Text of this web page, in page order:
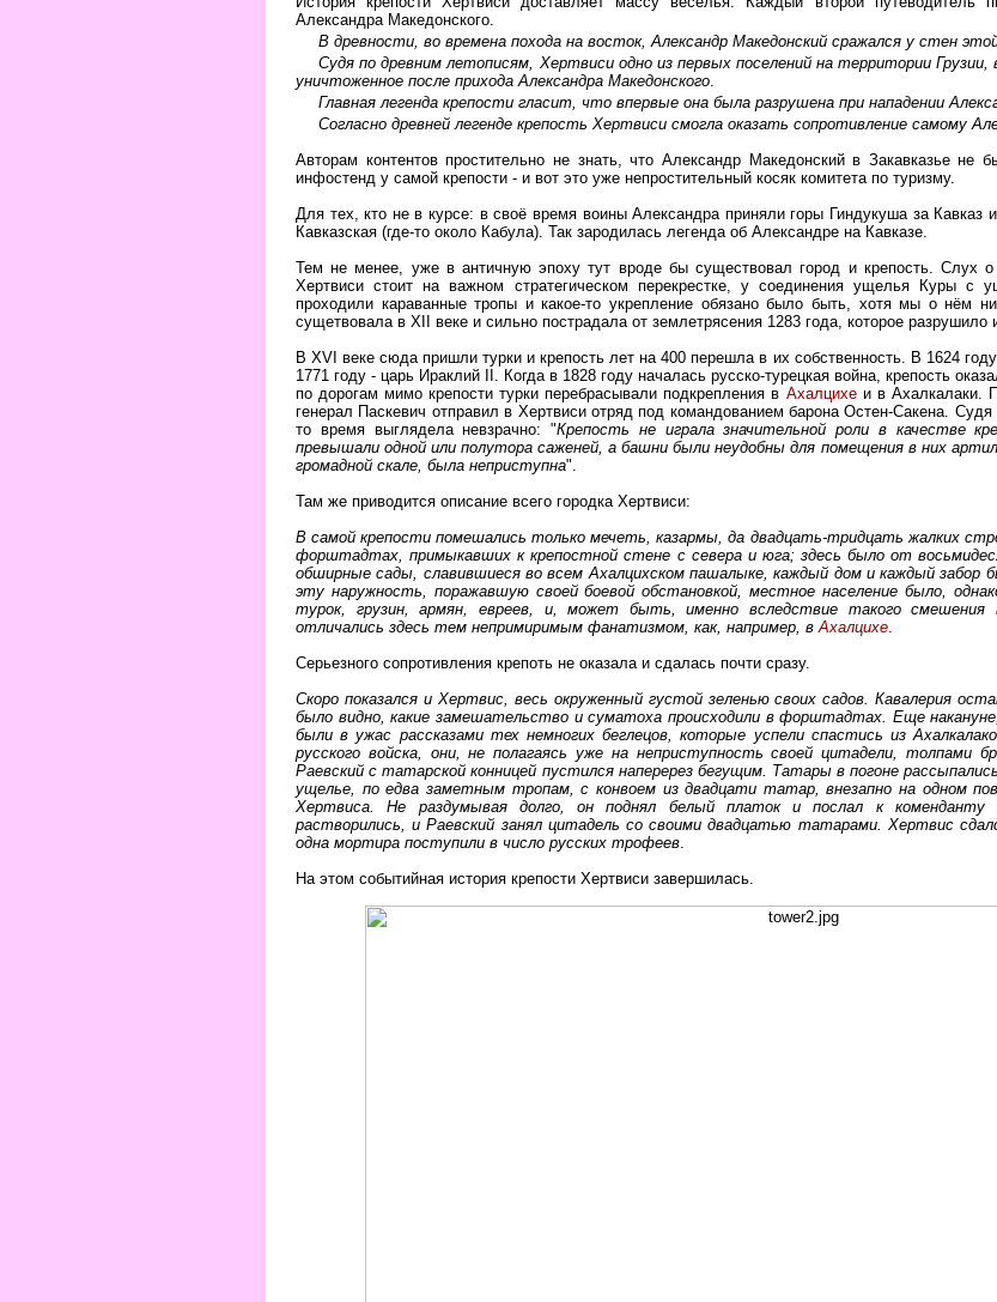
Александра Македонского.
В древности, во времена похода на восток, Александр Македонский сражался у стен
Судя по древним летописям, Хертвиси одно из первых поселений на территории
уничтоженное после прихода Александра Македонского.
Главная легенда крепости гласит, что впервые она была разрушена при нападении
Согласно древней легенде крепость Хертвиси смогла оказать сопротивление самому
Авторам контентов простительно не знать, что Александр Македонский в Закавказье не
инфостенд у самой крепости - и вот это уже непростительный косяк комитета по туризму.
Для тех, кто не в курсе: в своё время воины Александра приняли горы Гиндукуша за Кавказ
Кавказская (где-то около Кабула). Так зародилась легенда об Александре на Кавказе.
Тем не менее, уже в античную эпоху тут вроде бы существовал город и крепость. Слух о
Хертвиси стоит на важном стратегическом перекрестке, у соединения ущелья Куры с
проходили караванные тропы и какое-то укрепление обязано было быть, хотя мы о нём
сущетвовала в XII веке и сильно пострадала от землетрясения 1283 года, которое
В XVI веке сюда пришли турки и крепость лет на 400 перешла в их собственность. В 1624
1771 году - царь Ираклий II. Когда в 1828 году началась русско-турецкая война, крепость
по дорогам мимо крепости турки перебрасывали подкрепления в Ахалцихеи в Ахалкалаки.
генерал Паскевич отправил в Хертвиси отряд под командованием барона Остен-Сакена.
то время выглядела невзрачно: "Крепость не играла значительной роли в качестве
превышали одной или полутора саженей, а башни были неудобны для помещения в них
громадной скале, была неприступна".
Там же приводится описание всего городка Хертвиси:
В самой крепости помешались только мечеть, казармы, да двадцать-тридцать жалких
форштадтах, примыкавших к крепостной стене с севера и юга; здесь было от
обширные сады, славившиеся во всем Ахалцихском пашалыке, каждый дом и каждый забор
эту наружность, поражавшую своей боевой обстановкой, местное население было,
турок, грузин, армян, евреев, и, может быть, именно вследствие такого
отличались здесь тем непримиримым фанатизмом, как, например, вАхалцихе.
Серьезного сопротивления крепоть не оказала и сдалась почти сразу.
Скоро показался и Хертвис, весь окруженный густой зеленью своих садов. Кавалерия
было видно, какие замешательство и суматоха происходили в форштадтах. Еще
были в ужас рассказами тех немногих беглецов, которые успели спастись из
русского войска, они, не полагаясь уже на неприступность своей цитадели, толпами
Раевский с татарской конницей пустился наперерез бегущим. Татары в погоне
ущелье, по едва заметным тропам, с конвоем из двадцати татар, внезапно на одном
Хертвиса. Не раздумывая долго, он поднял белый платок и послал к коменданту
растворились, и Раевский занял цитадель со своими двадцатью татарами. Хертвис
одна мортира поступили в число русских трофеев.
На этом событийная история крепости Хертвиси завершилась.